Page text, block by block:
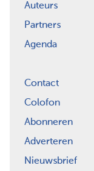
Auteurs
Partners
Agenda
Contact
Colofon
Abonneren
Adverteren
Nieuwsbrief